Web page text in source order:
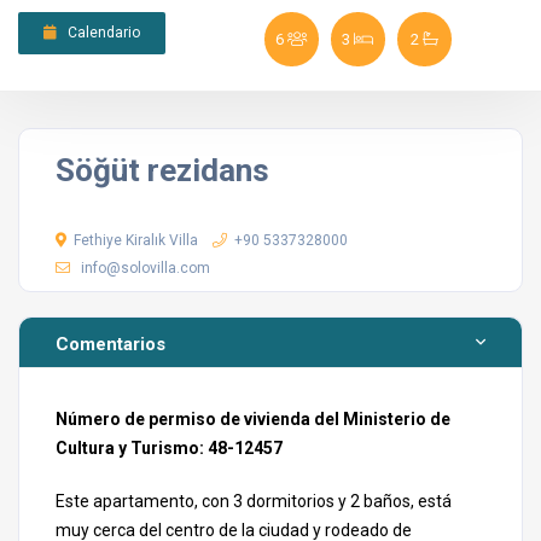
6 3 2
Calendario
Söğüt rezidans
Fethiye Kiralık Villa
+90 5337328000
info@solovilla.com
Comentarios
Número de permiso de vivienda del Ministerio de
Cultura y Turismo: 48-12457
Este apartamento, con 3 dormitorios y 2 baños, está
muy cerca del centro de la ciudad y rodeado de